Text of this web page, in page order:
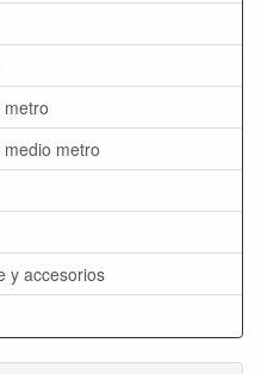
metro
y accesorios